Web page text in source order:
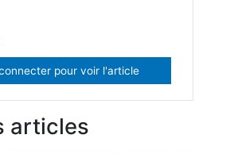
pour voir l'article
articles